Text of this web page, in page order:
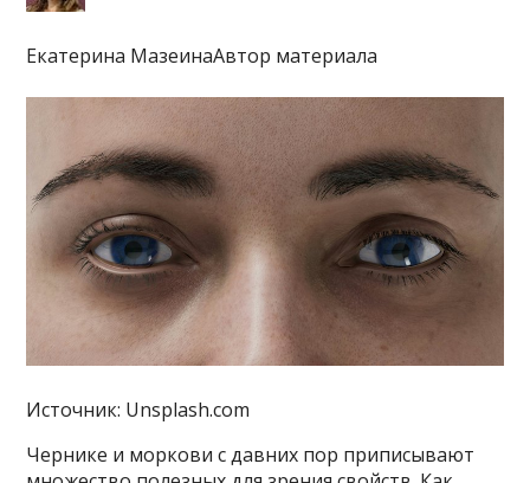
Екатерина МазеинаАвтор материала
Источник: Unsplash.com
Чернике и моркови с давних пор приписывают